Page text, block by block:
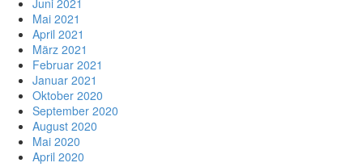
Mai 2021
April 2021
März 2021
Februar 2021
Januar 2021
Oktober 2020
September 2020
August 2020
Mai 2020
April 2020